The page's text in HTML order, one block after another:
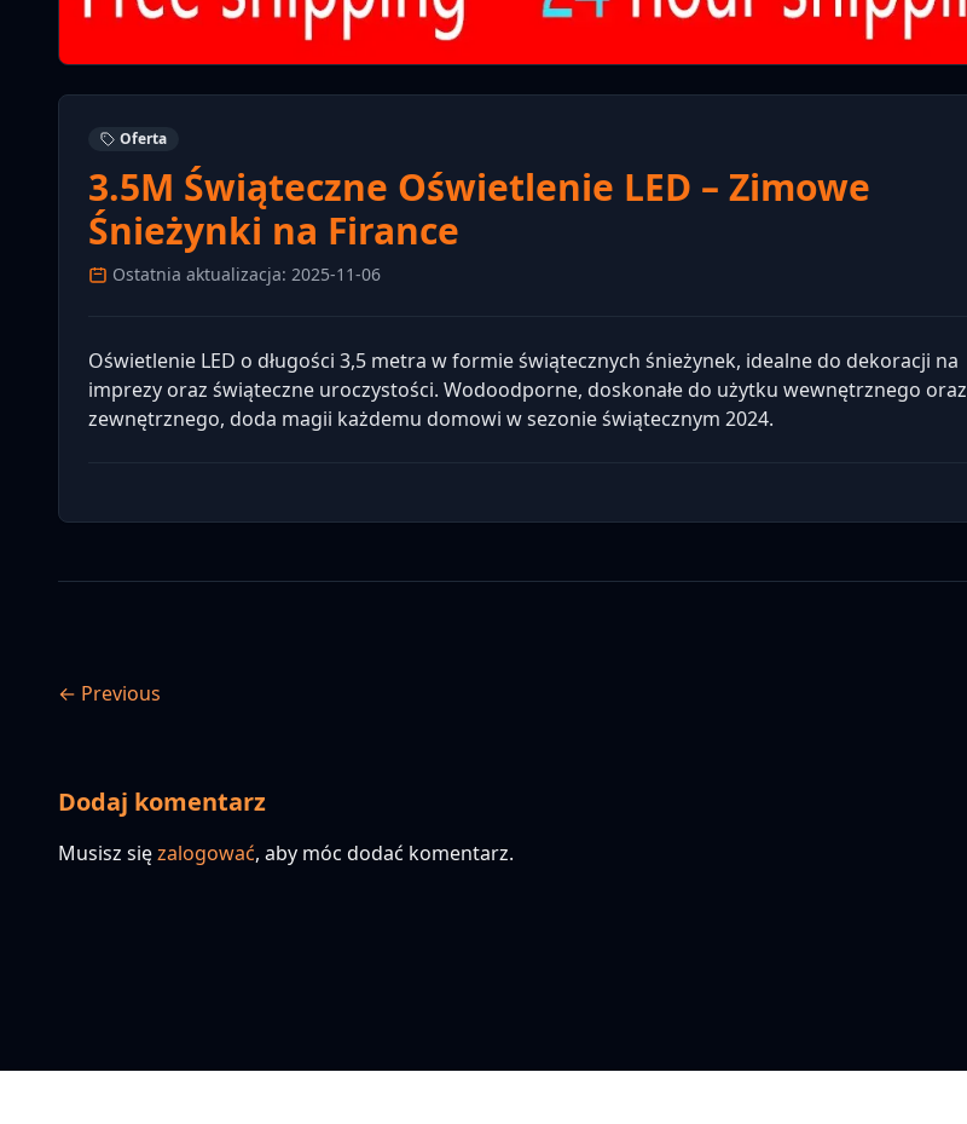
Oferta
3.5M Świąteczne Oświetlenie LED – Zimowe
Śnieżynki na Firance
Ostatnia aktualizacja: 2025-11-06
Oświetlenie LED o długości 3,5 metra w formie świątecznych śnieżynek, idealne do dekoracji na
imprezy oraz świąteczne uroczystości. Wodoodporne, doskonałe do użytku wewnętrznego oraz
zewnętrznego, doda magii każdemu domowi w sezonie świątecznym 2024.
← Previous
Dodaj komentarz
Musisz sięzalogować, aby móc dodać komentarz.